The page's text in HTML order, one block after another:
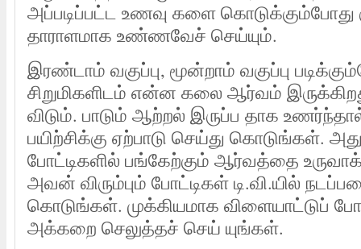
அப்படிப்பட்ட உணவு களை
தாராளமாக உண்ணவேச் செய்யும்.
இரண்டாம் வகுப்பு, மூன்றாம் வகுப்பு
சிறுமிகளிடம் என்ன கலை ஆர்வம்
விடும். பாடும் ஆற்றல் இருப்ப தாக
பயிற்சிக்கு ஏற்பாடு செய்து கொடுங்கள்.
போட்டிகளில் பங்கேற்கும் ஆர்வத்தை
அவன் விரும்பும் போட்டிகள் டி.வி.யில்
கொடுங்கள். முக்கியமாக விளையாட்டுப்
அக்கறை செலுத்தச் செய் யுங்கள்.